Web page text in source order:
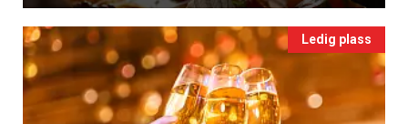
Ledig plass